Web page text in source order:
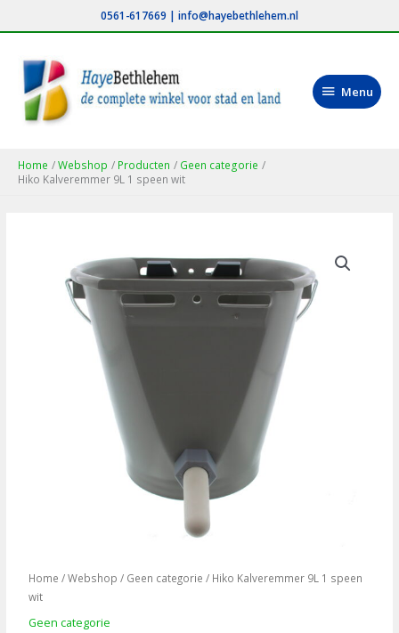
naar
inhoud
0561-617669 | info@hayebethlehem.nl
Menu
Menu
Home Webshop Producten
Geen categorie
Hiko Kalveremmer 9L 1 speen wit
Home /Webshop / Geen categorie / Hiko Kalveremmer 9L 1 speen
wit
Geen categorie